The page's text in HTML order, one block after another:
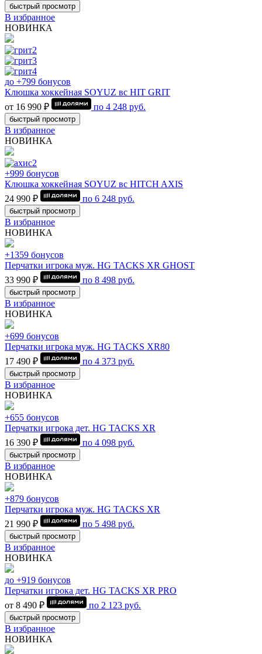
быстрый просмотр
В избранное
НОВИНКА
до +799 бонусов
Клюшка хоккейная SOYUZ вс HIT GRIT
от 16 990 ₽
по 4 248 руб.
быстрый просмотр
В избранное
НОВИНКА
+999 бонусов
Клюшка хоккейная SOYUZ вс HITCH AXIS
24 990 ₽
по 6 248 руб.
быстрый просмотр
В избранное
НОВИНКА
+1359 бонусов
Перчатки игрока муж. HG TACKS XR GHOST
33 990 ₽
по 8 498 руб.
быстрый просмотр
В избранное
НОВИНКА
+699 бонусов
Перчатки игрока муж. HG TACKS XR80
17 490 ₽
по 4 373 руб.
быстрый просмотр
В избранное
НОВИНКА
+655 бонусов
Перчатки игрока дет. HG TACKS XR
16 390 ₽
по 4 098 руб.
быстрый просмотр
В избранное
НОВИНКА
+879 бонусов
Перчатки игрока муж. HG TACKS XR
21 990 ₽
по 5 498 руб.
быстрый просмотр
В избранное
НОВИНКА
до +919 бонусов
Перчатки игрока дет. HG TACKS XR PRO
от 8 490 ₽
по 2 123 руб.
быстрый просмотр
В избранное
НОВИНКА